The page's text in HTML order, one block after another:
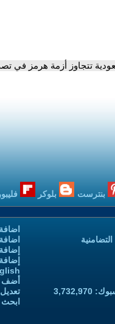
تتجاوز أزمة هرمز في
بنترست بلوكر
أضف